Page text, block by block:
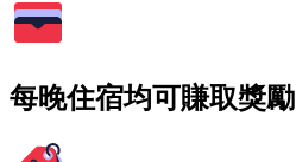
每晚住宿均可賺取獎勵